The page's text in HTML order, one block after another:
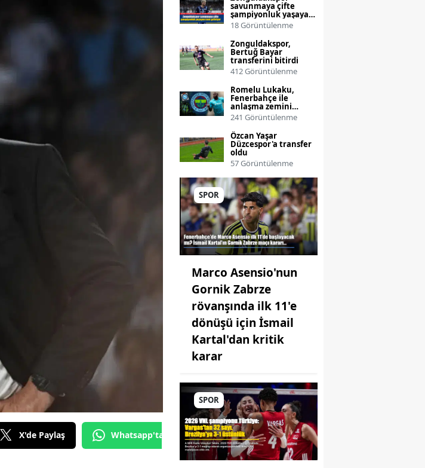
X'de Paylaş Whatsapp'tan Gönder
savunmaya çifte
şampiyonluk yaşayan
ismi getiriyor
18 Görüntülenme
Zonguldakspor,
Bertuğ Bayar
transferini bitirdi
412 Görüntülenme
Romelu Lukaku,
Fenerbahçe ile
anlaşma zemini
aramak üzere
Türkiye’ye geldi
241 Görüntülenme
Özcan Yaşar
Düzcespor'a transfer
oldu
57 Görüntülenme
SPOR
Marco Asensio'nun
Gornik Zabrze
rövanşında ilk 11'e
dönüşü için İsmail
Kartal'dan kritik
karar
SPOR